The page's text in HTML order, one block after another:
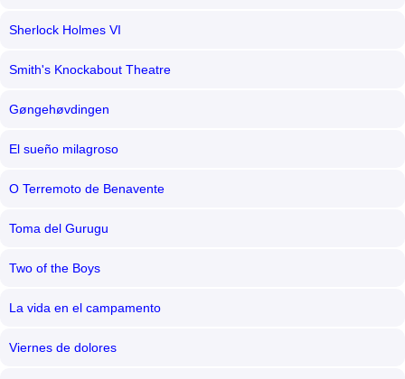
Sherlock Holmes VI
Smith's Knockabout Theatre
Gøngehøvdingen
El sueño milagroso
O Terremoto de Benavente
Toma del Gurugu
Two of the Boys
La vida en el campamento
Viernes de dolores